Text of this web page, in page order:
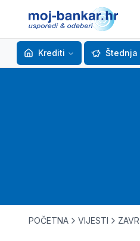
Krediti Štednja
POČETNA VIJESTI